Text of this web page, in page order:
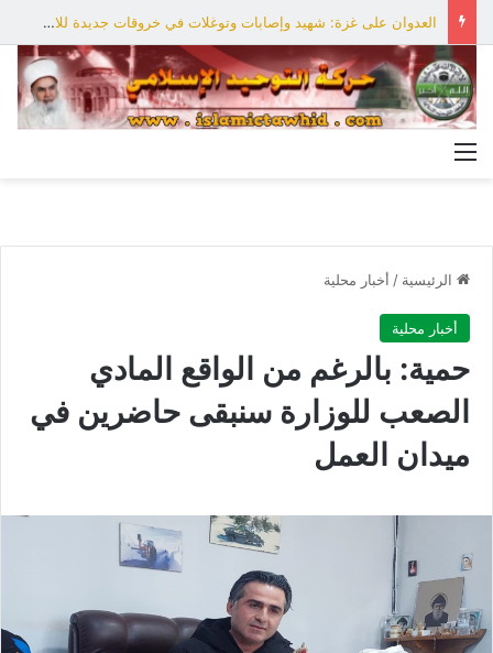
العدوان على غزة: شهيد وإصابات وتوغلات في خروقات جديدة للاحتلال
الرئيسية / أخبار محلية
أخبار محلية
حمية: بالرغم من الواقع المادي
الصعب للوزارة سنبقى حاضرين في
ميدان العمل